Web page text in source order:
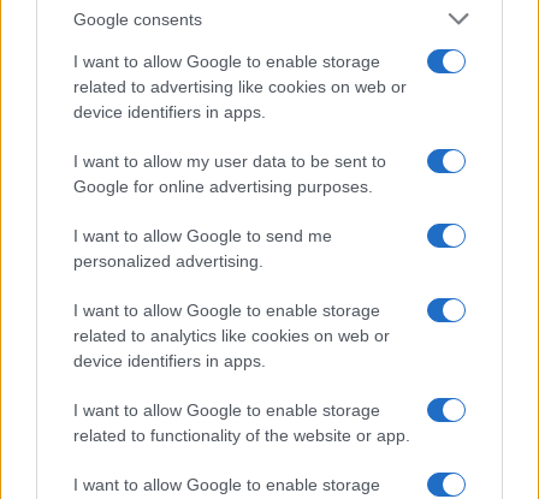
Google consents
I want to allow Google to enable storage
related to advertising like cookies on web or
device identifiers in apps.
I want to allow my user data to be sent to
Google for online advertising purposes.
I want to allow Google to send me
personalized advertising.
I want to allow Google to enable storage
related to analytics like cookies on web or
device identifiers in apps.
I want to allow Google to enable storage
related to functionality of the website or app.
I want to allow Google to enable storage